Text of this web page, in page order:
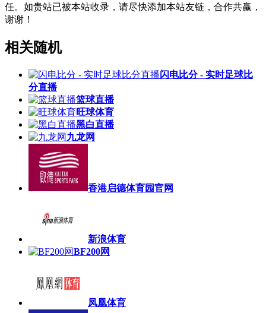
任。如贵站已被本站收录，请尽快添加本站友链，合作共赢，
谢谢！
相关随机
闪电比分 - 实时足球比
分直播
篮球直播
旺球体育
黑白直播
九龙网
香港启德体育园官网
新浪体育
BF200网
凤凰体育